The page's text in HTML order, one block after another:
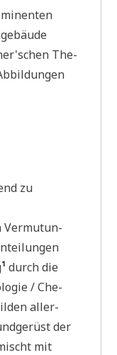
The­
zu
Ver­mu­tun­
¹ durch die
/ Che­
aller­
der
mit